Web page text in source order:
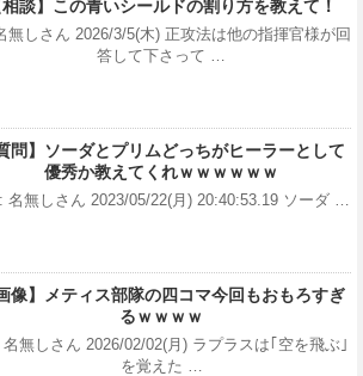
相談】この青いシールドの割り方を教えて！
無しさん 2026/3/5(木) 正攻法は他の指揮官様が回
答して下さって …
質問】ソーダとプリムどっちがヒーラーとして
優秀か教えてくれｗｗｗｗｗｗ
名無しさん 2023/05/22(月) 20:40:53.19 ソーダ …
画像】メティス部隊の四コマ今回もおもろすぎ
るｗｗｗｗ
名無しさん 2026/02/02(月) ラプラスは｢空を飛ぶ｣
を覚えた …